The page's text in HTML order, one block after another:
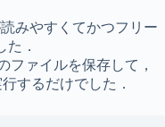
みやすくてかつフリー
．
ファイルを保存して，
するだけでした．